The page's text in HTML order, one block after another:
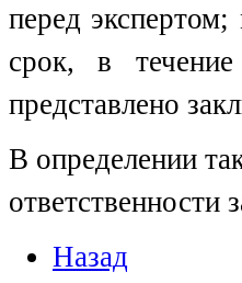
перед
срок, в
представлено
В определении
ответственности
Назад